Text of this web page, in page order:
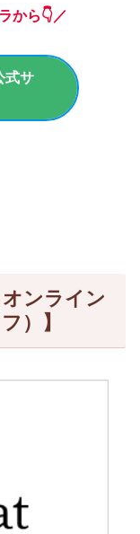
から👇／
式サ
ンライン
）】